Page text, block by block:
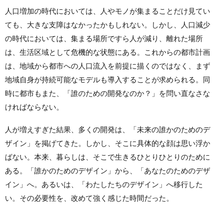
人口増加の時代においては、人やモノが集まることだけ見てい
ても、大きな支障はなかったかもしれない。しかし、人口減少
の時代においては、集まる場所ですら人が減り、離れた場所
は、生活区域として危機的な状態にある。
これからの都市計画
は、地域から都市への人口流入を前提に描くのではなく、まず
地域自身が持続可能なモデルも導入することが求められる。同
時に都市もまた、「誰のための開発なのか？」を問い直なさな
ければならない。
人が増えすぎた結果、多くの開発は、「未来の誰かのためのデ
ザイン」を掲げてきた。しかし、そこに具体的な顔は思い浮か
ばない。本来、暮らしは、そこで生きるひとりひとりのために
ある。
「誰かのためのデザイン」から、「あなたのためのデザ
イン」へ。あるいは、「わたしたちのデザイン」へ移行した
い。その必要性を、改めて強く感じた時間だった。